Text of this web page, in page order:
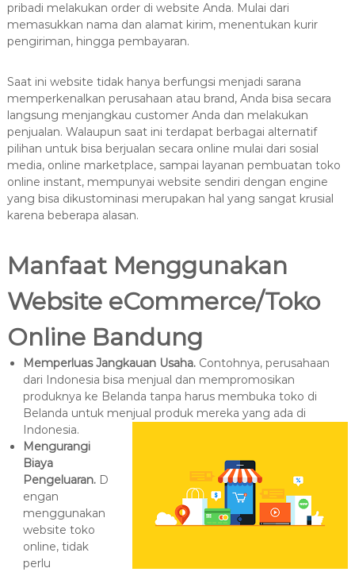
pribadi melakukan order di website Anda. Mulai dari
memasukkan nama dan alamat kirim, menentukan kurir
pengiriman, hingga pembayaran.
Saat ini website tidak hanya berfungsi menjadi sarana
memperkenalkan perusahaan atau brand, Anda bisa secara
langsung menjangkau customer Anda dan melakukan
penjualan. Walaupun saat ini terdapat berbagai alternatif
pilihan untuk bisa berjualan secara online mulai dari sosial
media, online marketplace, sampai layanan pembuatan toko
online instant, mempunyai website sendiri dengan engine
yang bisa dikustominasi merupakan hal yang sangat krusial
karena beberapa alasan.
Manfaat Menggunakan
Website eCommerce/Toko
Online Bandung
Memperluas Jangkauan Usaha. Contohnya, perusahaan
dari Indonesia bisa menjual dan mempromosikan
produknya ke Belanda tanpa harus membuka toko di
Belanda untuk menjual produk mereka yang ada di
Indonesia.
Mengurangi
Biaya
Pengeluaran. D
engan
menggunakan
website toko
online, tidak
perlu